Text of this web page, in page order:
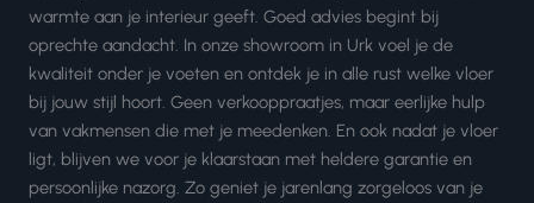
warmte aan je interieur geeft. Goed advies begint bij
oprechte aandacht. In onze showroom in Urk voel je de
kwaliteit onder je voeten en ontdek je in alle rust welke vloer
bij jouw stijl hoort. Geen verkooppraatjes, maar eerlijke hulp
van vakmensen die met je meedenken. En ook nadat je vloer
ligt, blijven we voor je klaarstaan met heldere garantie en
persoonlijke nazorg. Zo geniet je jarenlang zorgeloos van je